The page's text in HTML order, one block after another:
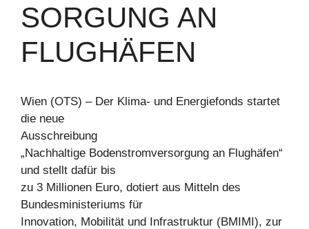
SORGUNG AN
FLUGHÄFEN
Wien (OTS) – Der Klima- und Energiefonds startet
die neue
Ausschreibung
„Nachhaltige Bodenstromversorgung an Flughäfen“
und stellt dafür bis
zu 3 Millionen Euro, dotiert aus Mitteln des
Bundesministeriums für
Innovation, Mobilität und Infrastruktur (BMIMI), zur